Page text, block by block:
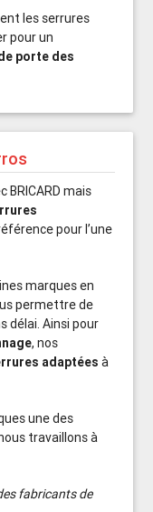
les serrures
pour un
porte des
BRICARD mais
pour l’une
marques en
permettre de
délai. Ainsi pour
, nos
adaptées à
une des
travaillons à
fabricants de